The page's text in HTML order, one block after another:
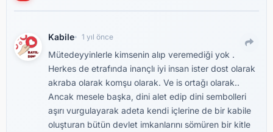
Kabile 1 yıl önce
Mütedeyyinlerle kimsenin alıp veremediği yok .
Herkes de etrafında inançlı iyi insan ister dost olarak
akraba olarak komşu olarak. Ve is ortağı olarak..
Ancak mesele başka, dini alet edip dini sembolleri
aşırı vurgulayarak adeta kendi içlerine de bir kabile
oluşturan bütün devlet imkanlarını sömüren bir kitle